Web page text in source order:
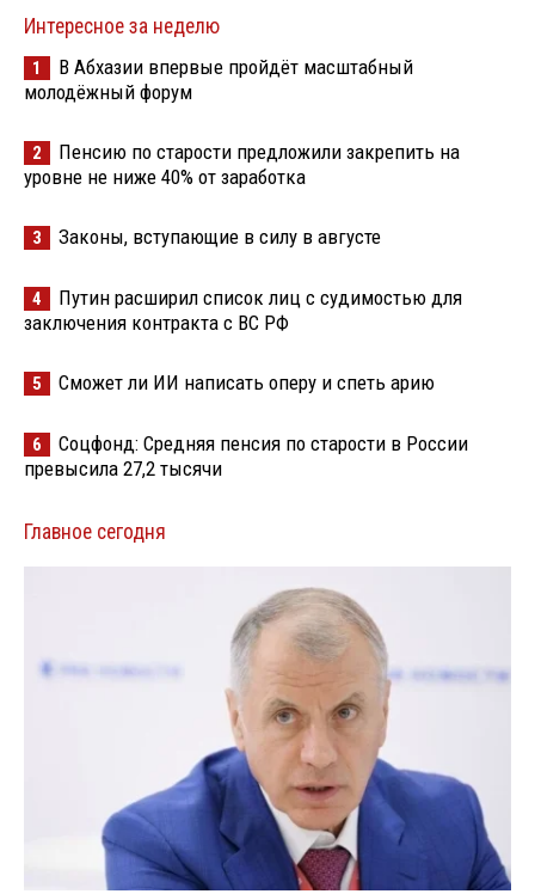
Интересное за неделю
1
В Абхазии впервые пройдёт масштабный
молодёжный форум
2
Пенсию по старости предложили закрепить на
уровне не ниже 40% от заработка
3 Законы, вступающие в силу в августе
4
Путин расширил список лиц с судимостью для
заключения контракта с ВС РФ
5 Сможет ли ИИ написать оперу и спеть арию
6
Соцфонд: Средняя пенсия по старости в России
превысила 27,2 тысячи
Главное сегодня